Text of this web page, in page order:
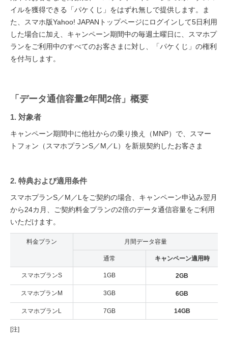
イルを獲得できる「パケくじ」をはずれ無しで提供します。ま
た、スマホ版Yahoo! JAPANトップページにログインして5日利用
した場合に加え、キャンペーン期間中の毎週土曜日に、スマホプ
ランをご利用中のすべてのお客さまに対し、「パケくじ」の権利
を付与します。
「データ通信容量2年間2倍」概要
1. 対象者
キャンペーン期間中に他社からの乗り換え（MNP）で、スマー
トフォン（スマホプランS／M／L）を新規契約したお客さま
2. 特典および適用条件
スマホプランS／M／Lをご契約の場合、キャンペーン申込み翌月
から24カ月、ご契約料金プランの2倍のデータ通信容量をご利用
いただけます。
料金プラン 月間データ容量
通常 キャンペーン適用時
スマホプランS 1GB 2GB
スマホプランM 3GB 6GB
スマホプランL 7GB 14GB
[注]